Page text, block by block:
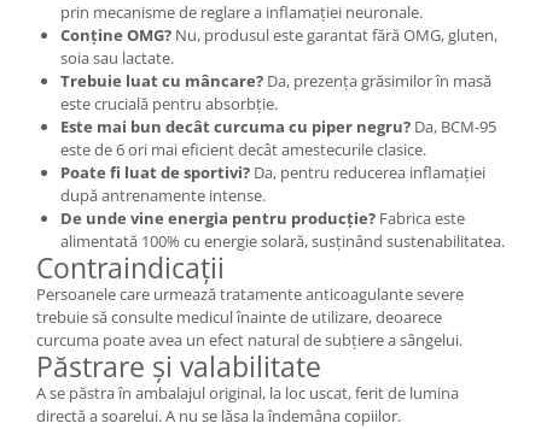
prin mecanisme de reglare a inflamației neuronale.
Conține OMG? Nu, produsul este garantat fără OMG, gluten,
soia sau lactate.
Trebuie luat cu mâncare? Da, prezența grăsimilor în masă
este crucială pentru absorbție.
Este mai bun decât curcuma cu piper negru? Da, BCM-95
este de 6 ori mai eficient decât amestecurile clasice.
Poate fi luat de sportivi? Da, pentru reducerea inflamației
după antrenamente intense.
De unde vine energia pentru producție? Fabrica este
alimentată 100% cu energie solară, susținând sustenabilitatea.
Contraindicații
Persoanele care urmează tratamente anticoagulante severe
trebuie să consulte medicul înainte de utilizare, deoarece
curcuma poate avea un efect natural de subțiere a sângelui.
Păstrare și valabilitate
A se păstra în ambalajul original, la loc uscat, ferit de lumina
directă a soarelui. A nu se lăsa la îndemâna copiilor.